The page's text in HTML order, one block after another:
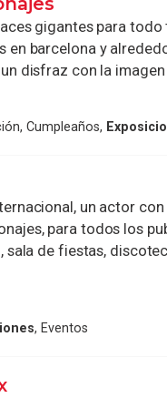
gigantes para todo
en barcelona y
disfraz con la imagen
Cumpleaños,
un actor
para todos los
sala de fiestas,
, Eventos